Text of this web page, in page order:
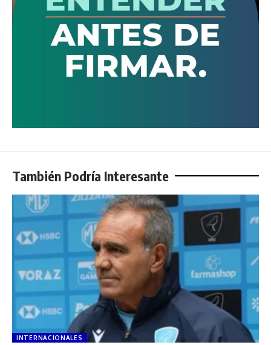
También Podría Interesante
INTERNACIONALES